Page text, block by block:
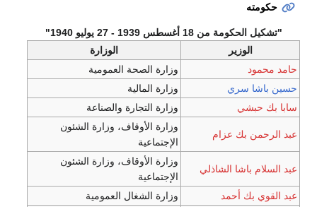
من 18 أغسطس 1939 - 27 يوليو 1940"
وزارة الصحة العمومية
سري
وزارة المالية
وزارة التجارة والصناعة
بك عزام
وزارة الأوقاف، وزارة الشئون
الإجتماعية
باشا الشاذلي
وزارة الأوقاف، وزارة الشئون
الإجتماعية
أحمد
وزارة الشغال العمومية